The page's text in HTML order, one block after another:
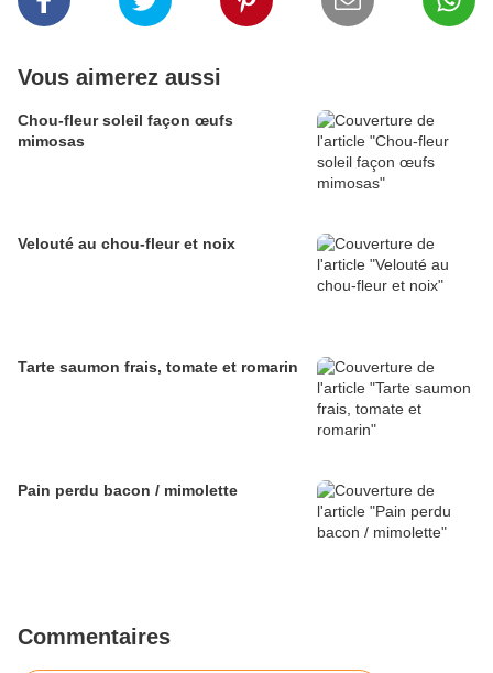
Vous aimerez aussi
Chou-fleur soleil façon œufs
mimosas
Velouté au chou-fleur et noix
Tarte saumon frais, tomate et romarin
Pain perdu bacon / mimolette
Commentaires